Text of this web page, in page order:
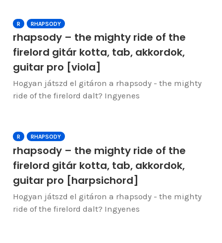
R RHAPSODY
rhapsody – the mighty ride of the
firelord gitár kotta, tab, akkordok,
guitar pro [viola]
Hogyan játszd el gitáron a rhapsody - the mighty
ride of the firelord dalt? Ingyenes
R RHAPSODY
rhapsody – the mighty ride of the
firelord gitár kotta, tab, akkordok,
guitar pro [harpsichord]
Hogyan játszd el gitáron a rhapsody - the mighty
ride of the firelord dalt? Ingyenes